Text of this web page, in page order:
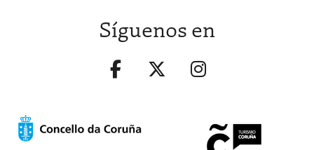
Síguenos en